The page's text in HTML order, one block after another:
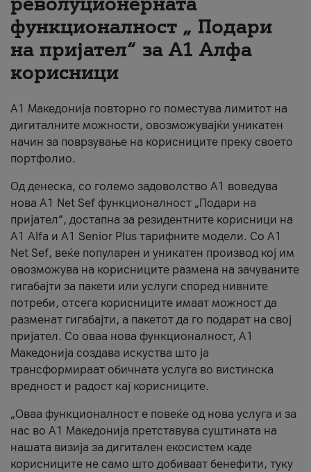
За нас
#ПодобарОнлајн
функционалност „ Подари
на пријател“ за А1 Алфа
корисници
А1 Македонија повторно го поместува лимитот на
дигиталните можности, овозможувајќи уникатен
начин за поврзување на корисниците преку своето
портфолио.
Од денеска, со големо задоволство А1 воведува
нова A1 Net Sef функционалност „Подари на
пријател“, достапна за резидентните корисници на
А1 Alfa и A1 Senior Plus тарифните модели. Со A1
Net Sef, веќе популарен и уникатен производ кој им
овозможува на корисниците размена на зачуваните
гигабајти за пакети или услуги според нивните
потреби, отсега корисниците имаат можност да
разменат гигабајти, а пакетот да го подарат на свој
пријател. Со оваа нова функционалност, А1
Македонија создава искуства што ја
трансформираат обичната услуга во вистинска
вредност и радост кај корисниците.
„Оваа функционалност е повеќе од нова услуга и за
нас во А1 Македонија претставува суштината на
нашата визија за дигитален екосистем каде
корисниците не само што добиваат бенефити, туку